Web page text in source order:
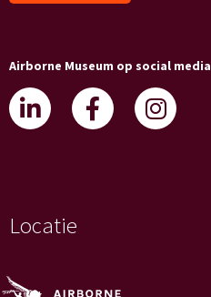
Airborne Museum op social media
Locatie